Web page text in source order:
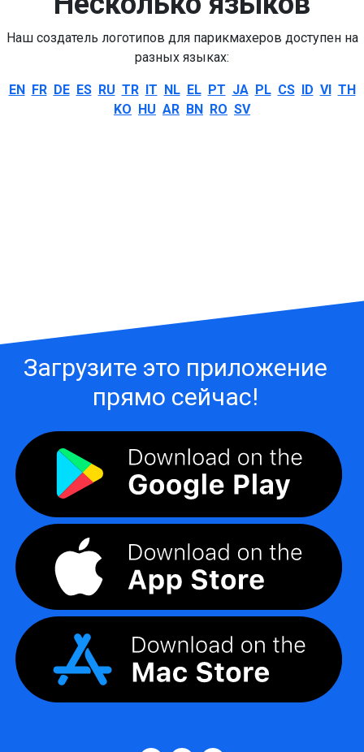
Наш создатель логотипов для парикмахеров доступен на
разных языках:
EN FR DE ES RU TR IT NL EL PT JA PL CS ID VI TH
KO HU AR BN RO SV
Загрузите это приложение
прямо сейчас!